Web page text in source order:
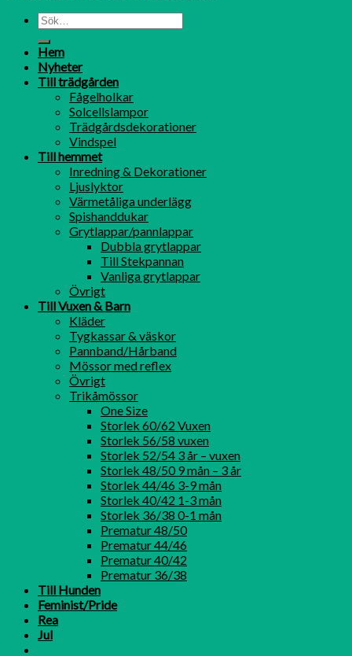
Hem
Nyheter
Till trädgården
Fågelholkar
Solcellslampor
Trädgårdsdekorationer
Vindspel
Till hemmet
Inredning & Dekorationer
Ljuslyktor
Värmetåliga underlägg
Spishanddukar
Grytlappar/pannlappar
Dubbla grytlappar
Till Stekpannan
Vanliga grytlappar
Övrigt
Till Vuxen & Barn
Kläder
Tygkassar & väskor
Pannband/Hårband
Mössor med reflex
Övrigt
Trikåmössor
One Size
Storlek 60/62 Vuxen
Storlek 56/58 vuxen
Storlek 52/54 3 år – vuxen
Storlek 48/50 9 mån – 3 år
Storlek 44/46 3-9 mån
Storlek 40/42 1-3 mån
Storlek 36/38 0-1 mån
Prematur 48/50
Prematur 44/46
Prematur 40/42
Prematur 36/38
Till Hunden
Feminist/Pride
Rea
Jul